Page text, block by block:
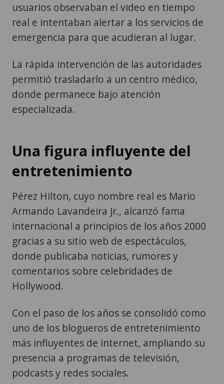
usuarios observaban el video en tiempo
real e intentaban alertar a los servicios de
emergencia para que acudieran al lugar.
La rápida intervención de las autoridades
permitió trasladarlo a un centro médico,
donde permanece bajo atención
especializada.
Una figura influyente del
entretenimiento
Pérez Hilton, cuyo nombre real es Mario
Armando Lavandeira Jr., alcanzó fama
internacional a principios de los años 2000
gracias a su sitio web de espectáculos,
donde publicaba noticias, rumores y
comentarios sobre celebridades de
Hollywood.
Con el paso de los años se consolidó como
uno de los blogueros de entretenimiento
más influyentes de internet, ampliando su
presencia a programas de televisión,
podcasts y redes sociales.